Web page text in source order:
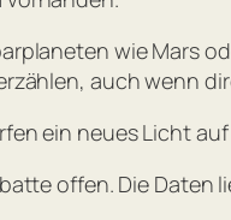
wie Mars
auch wenn
ein neues Licht
offen. Die Daten